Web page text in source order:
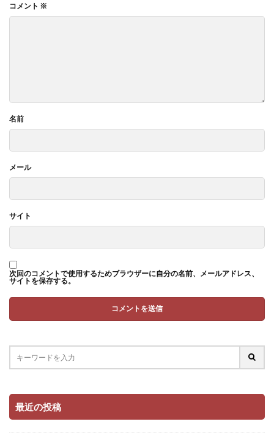
コメント ※
名前
メール
サイト
次回のコメントで使用するためブラウザーに自分の名前、メールアドレス、
サイトを保存する。
最近の投稿